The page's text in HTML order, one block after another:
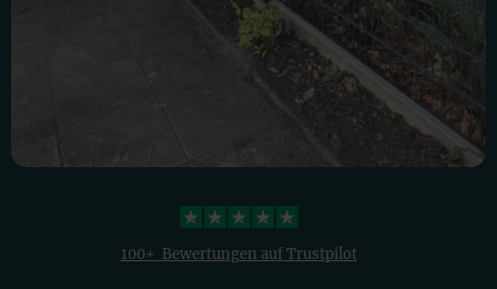
4,3 Sterne
100+ Bewertungen auf Trustpilot